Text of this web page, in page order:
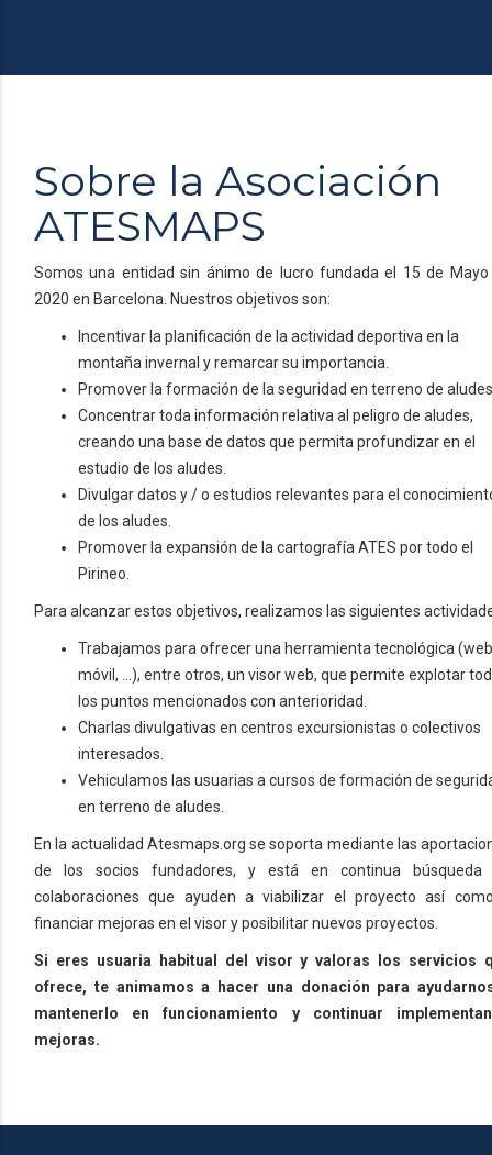
Sobre la Asociación
ATESMAPS
Somos una entidad sin ánimo de lucro fundada el 15 de Mayo
2020 en Barcelona. Nuestros objetivos son:
Incentivar la planificación de la actividad deportiva en la
montaña invernal y remarcar su importancia.
Promover la formación de la seguridad en terreno de
Concentrar toda información relativa al peligro de aludes,
creando una base de datos que permita profundizar en el
estudio de los aludes.
Divulgar datos y / o estudios relevantes para el
de los aludes.
Promover la expansión de la cartografía ATES por todo el
Pirineo.
Para alcanzar estos objetivos, realizamos las siguientes
Trabajamos para ofrecer una herramienta tecnológica
móvil, ...), entre otros, un visor web, que permite explotar
los puntos mencionados con anterioridad.
Charlas divulgativas en centros excursionistas o colectivos
interesados.
Vehiculamos las usuarias a cursos de formación de
en terreno de aludes.
En la actualidad Atesmaps.org se soporta mediante las
de los socios fundadores, y está en continua búsqueda
colaboraciones que ayuden a viabilizar el proyecto así
financiar mejoras en el visor y posibilitar nuevos proyectos.
Si eres usuaria habitual del visor y valoras los servicios
ofrece, te animamos a hacer una donación para
mantenerlo en funcionamiento y continuar
mejoras.